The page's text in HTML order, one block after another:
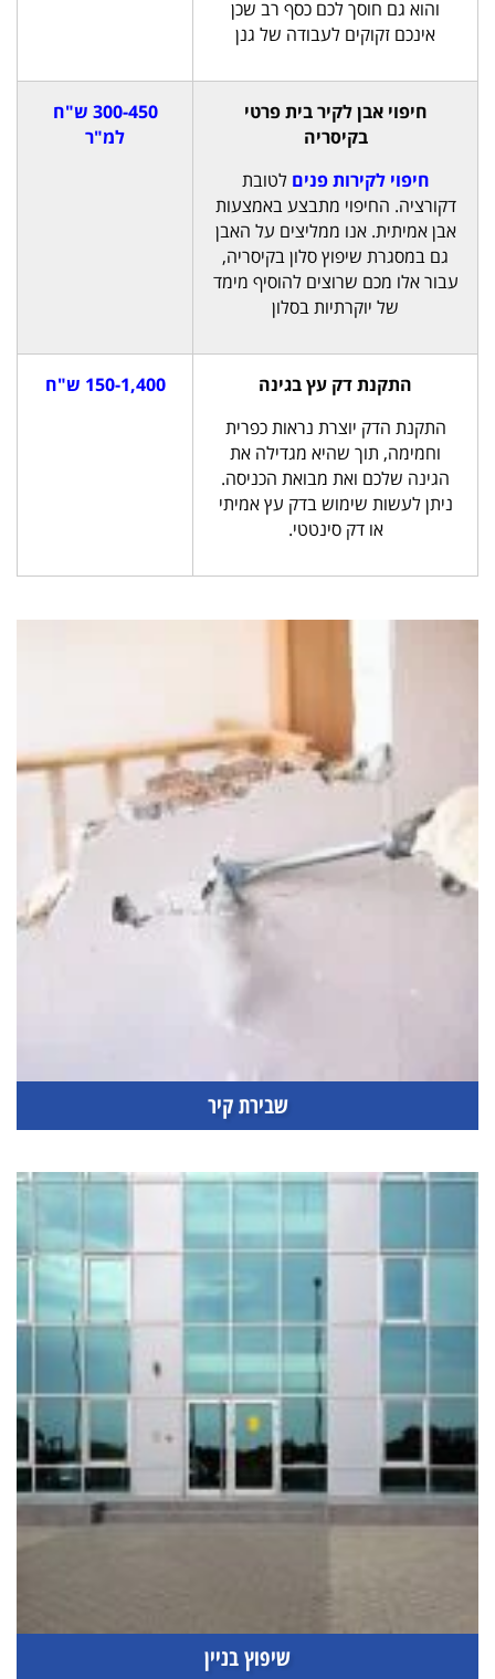
והוא גם חוסך לכם כסף רב שכן
אינכם זקוקים לעבודה של גנן
חיפוי אבן לקיר בית פרטי
בקיסריה
חיפוי לקירות פנים לטובת
דקורציה. החיפוי מתבצע באמצעות
אבן אמיתית. אנו ממליצים על האבן
גם במסגרת שיפוץ סלון בקיסריה,
עבור אלו מכם שרוצים להוסיף מימד
של יוקרתיות בסלון
300-450 ש"ח
למ"ר
התקנת דק עץ בגינה
התקנת הדק יוצרת נראות כפרית
וחמימה, תוך שהיא מגדילה את
הגינה שלכם ואת מבואת הכניסה.
ניתן לעשות שימוש בדק עץ אמיתי
או דק סינטטי.
150-1,400 ש"ח
שבירת קיר
שיפוץ בניין